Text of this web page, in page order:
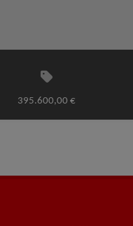
395.600,00 €